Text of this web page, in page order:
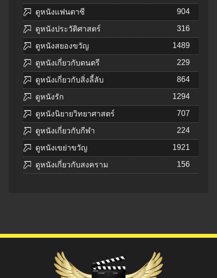
ดูหนังแฟนตาซี 904
ดูหนังประวัติศาสตร์ 316
ดูหนังสยองขวัญ 1489
ดูหนังเกี่ยวกับดนตรี 229
ดูหนังเกี่ยวกับสิ่งลี้ลับ 864
ดูหนังรัก 1294
ดูหนังนิยายวิทยาศาสตร์ 707
ดูหนังเกี่ยวกับกีฬา 224
ดูหนังเขย่าขวัญ 1921
ดูหนังเกี่ยวกับสงคราม 156